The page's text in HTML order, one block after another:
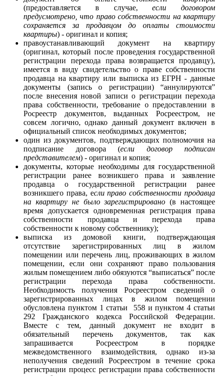
(предоставляется в случае,если договором
предусмотрено, что право собственности на квартиру
сохраняется за продавцом до оплаты стоимости
квартиры) - оригинал и копия;
правоустанавливающий документ на квартиру
(оригинал, который после проведения государственной
регистрации перехода права возвращается продавцу),
имеется в виду свидетельство о праве собственности
продавца на квартиру или выписка из ЕГРН - данные
документы (запись о регистрации) “аннулируются”
после внесения новой записи о регистрации перехода
права собственности, требование о предоставлении в
Росреестр документов, выданных Росреестром, не
совсем логично, однако данный документ включен в
официальный список необходимых документов;
один из документов, подтверждающих полномочия на
подписание договора (если договор подписан
представителем) - оригинал и копия;
документы, которые необходимы для государственной
регистрации ранее возникшего права и заявление
продавца о государственной регистрации ранее
возникшего права, если право собственности продавца
на квартиру не было зарегистрировано (в настоящее
время допускается одновременная регистрация права
собственности продавца и перехода права
собственности к новому собственнику);
выписка из домовой книги, подтверждающая
отсутствие зарегистрированных лиц в жилом
помещении или перечень лиц, проживающих в жилом
помещении, если они сохраняют право пользования
жилым помещением либо обязуются “выписаться” после
регистрации перехода права собственности.
Необходимость получения Росреестром сведений о
зарегистрированных лицах в жилом помещении
обусловлена пунктом 1 статьи 558 и пунктом 4 статьи
292 Гражданского кодекса Российской Федерации.
Вместе с тем, данный документ не входит в
обязательный перечень документов, так как
запрашивается Росреестром в порядке
межведомственного взаимодействия, однако из-за
неполучения сведений Росреестром в течение срока
регистрации процесс регистрации права собственности